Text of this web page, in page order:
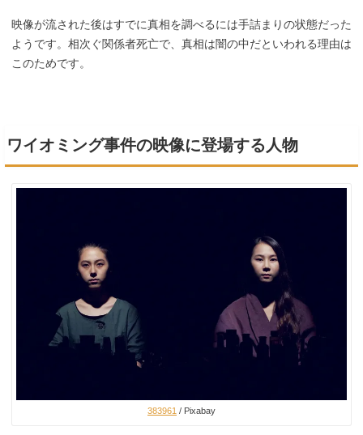
映像が流された後はすでに真相を調べるには手詰まりの状態だった
ようです。相次ぐ関係者死亡で、真相は闇の中だといわれる理由は
このためです。
ワイオミング事件の映像に登場する人物
383961 / Pixabay